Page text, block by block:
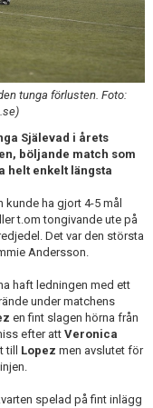
tunga förlusten. Foto:
Själevad i årets
böljande match som
helt enkelt längsta
ha gjort 4-5 mål
t.om tongivande ute på
Det var den största
Andersson.
haft ledningen med ett
under matchens
en fint slagen hörna från
efter att Veronica
till Lopez men avslutet för
spelad på fint inlägg